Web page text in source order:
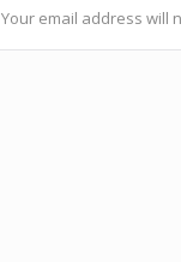
Your email address will